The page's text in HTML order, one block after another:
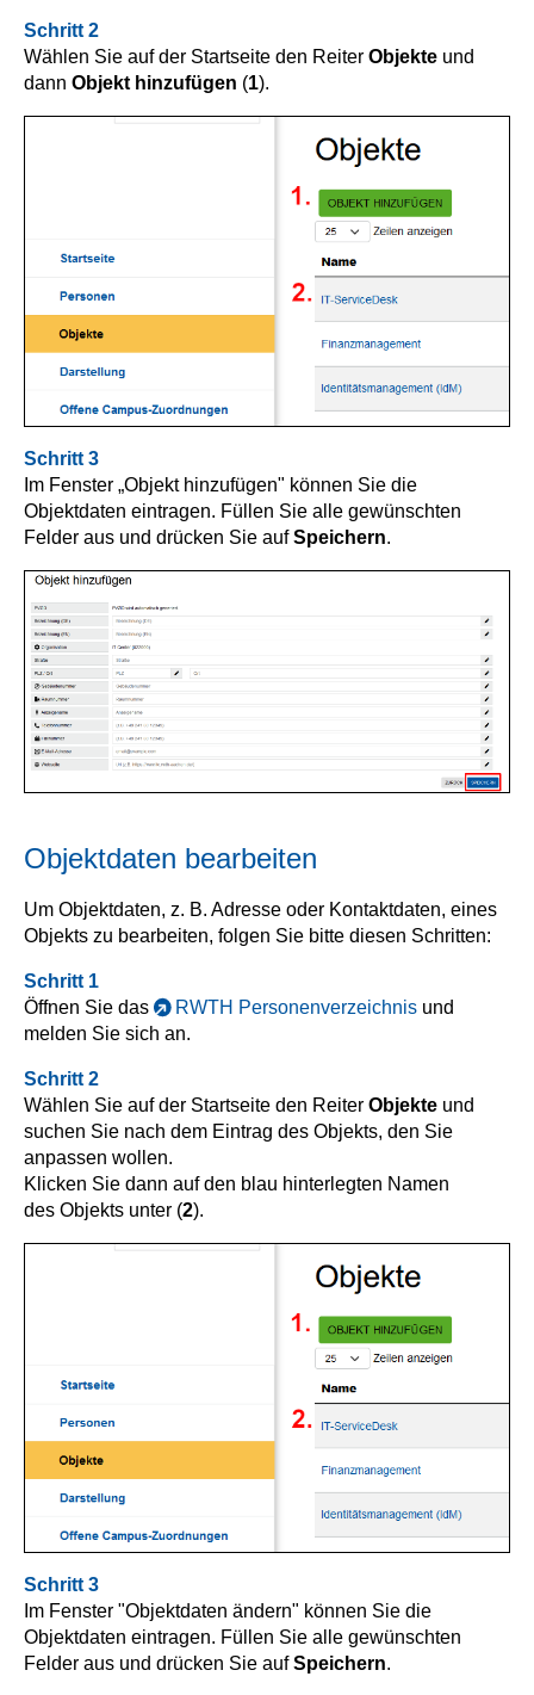
Schritt 2
Wählen Sie auf der Startseite den Reiter Objekte und
dann Objekt hinzufügen (1).
Schritt 3
Im Fenster „Objekt hinzufügen" können Sie die
Objektdaten eintragen. Füllen Sie alle gewünschten
Felder aus und drücken Sie aufSpeichern.
Objektdaten bearbeiten
Um Objektdaten, z. B. Adresse oder Kontaktdaten, eines
Objekts zu bearbeiten, folgen Sie bitte diesen Schritten:
Schritt 1
Öffnen Sie das
RWTH Personenverzeichnis und
melden Sie sich an.
Schritt 2
Wählen Sie auf der Startseite den Reiter Objekte und
suchen Sie nach dem Eintrag des Objekts, den Sie
anpassen wollen.
Klicken Sie dann auf den blau hinterlegten Namen
des Objekts unter (2).
Schritt 3
Im Fenster "Objektdaten ändern" können Sie die
Objektdaten eintragen. Füllen Sie alle gewünschten
Felder aus und drücken Sie aufSpeichern.